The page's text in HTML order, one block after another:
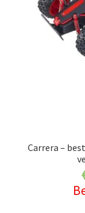
Carrera –